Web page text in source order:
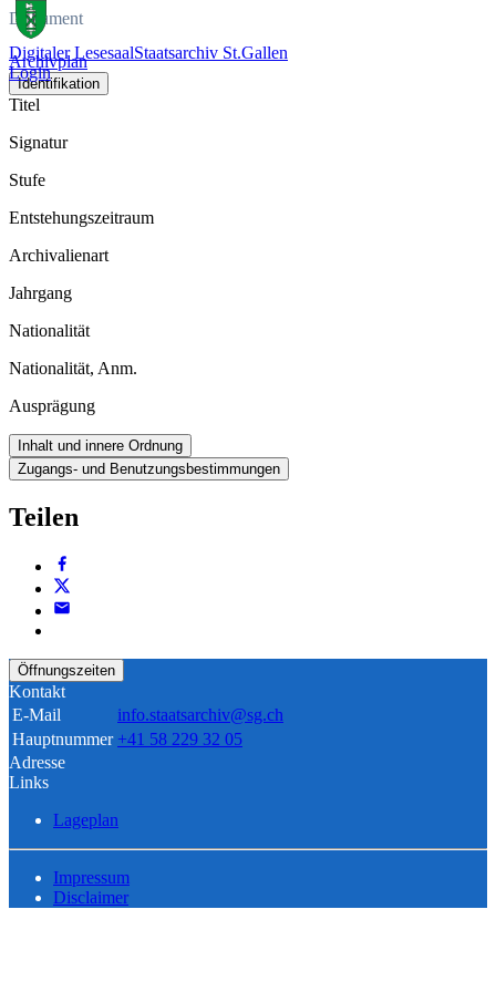
Digitaler LesesaalStaatsarchiv St.Gallen
Login
Dokument
Archivplan
Identifikation
Titel
Signatur
Stufe
Entstehungszeitraum
Archivalienart
Jahrgang
Nationalität
Nationalität, Anm.
Ausprägung
Inhalt und innere Ordnung
Zugangs- und Benutzungsbestimmungen
Teilen
Öffnungszeiten
Kontakt
E-Mail
info.staatsarchiv@sg.ch
Hauptnummer +41 58 229 32 05
Adresse
Links
Lageplan
Impressum
Disclaimer